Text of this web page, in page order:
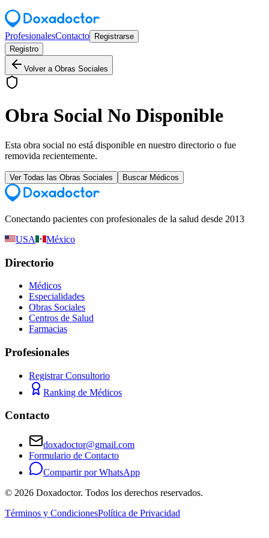
ProfesionalesContacto
Registrarse
Registro
Volver a Obras Sociales
Obra Social No Disponible
Esta obra social no está disponible en nuestro directorio o fue
removida recientemente.
Ver Todas las Obras Sociales Buscar Médicos
Conectando pacientes con profesionales de la salud desde 2013
USA
México
Directorio
Médicos
Especialidades
Obras Sociales
Centros de Salud
Farmacias
Profesionales
Registrar Consultorio
Ranking de Médicos
Contacto
doxadoctor@gmail.com
Formulario de Contacto
Compartir por WhatsApp
© 2026 Doxadoctor. Todos los derechos reservados.
Términos y CondicionesPolítica de Privacidad